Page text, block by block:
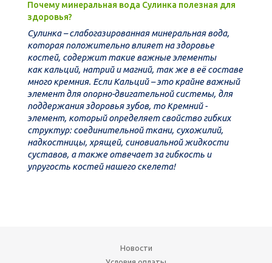
Почему минеральная вода Сулинка полезная для
здоровья?
Сулинка –слабогазированнаяминеральная вода,
которая положительно влияет на здоровье
костей, содержит такие важные элементы
как кальций, натрий и магний, так же в её составе
много кремния. Если Кальций – это крайне важный
элемент для опорно-двигательной системы, для
поддержания здоровья зубов, то Кремний -
элемент, который определяет свойство гибких
структур: соединительной ткани, сухожилий,
надкостницы, хрящей, синовиальной жидкости
суставов, а также отвечает за гибкость и
упругость костей нашего скелета!
Новости